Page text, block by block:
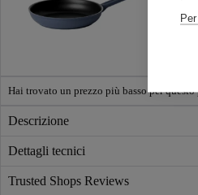
Hai trovato un prezzo più basso per
Descrizione
Dettagli tecnici
Trusted Shops Reviews